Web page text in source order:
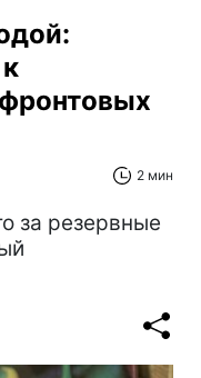
2 мин
за резервные